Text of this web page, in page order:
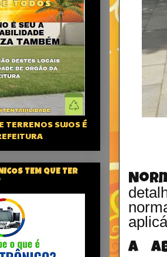
A
TERRENOS SUJOS É
TEM QUE TER